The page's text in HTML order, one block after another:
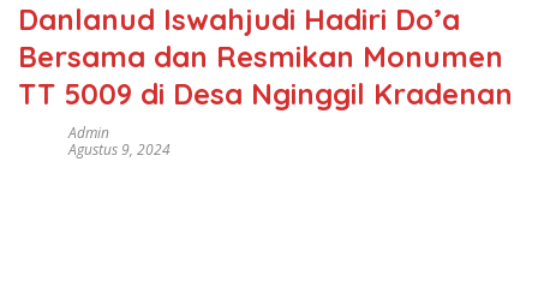
Danlanud Iswahjudi Hadiri Do’a
Bersama dan Resmikan Monumen
TT 5009 di Desa Nginggil Kradenan
Admin
Agustus 9, 2024